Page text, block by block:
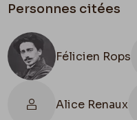
Personnes citées
Félicien Rops
Alice Renaux